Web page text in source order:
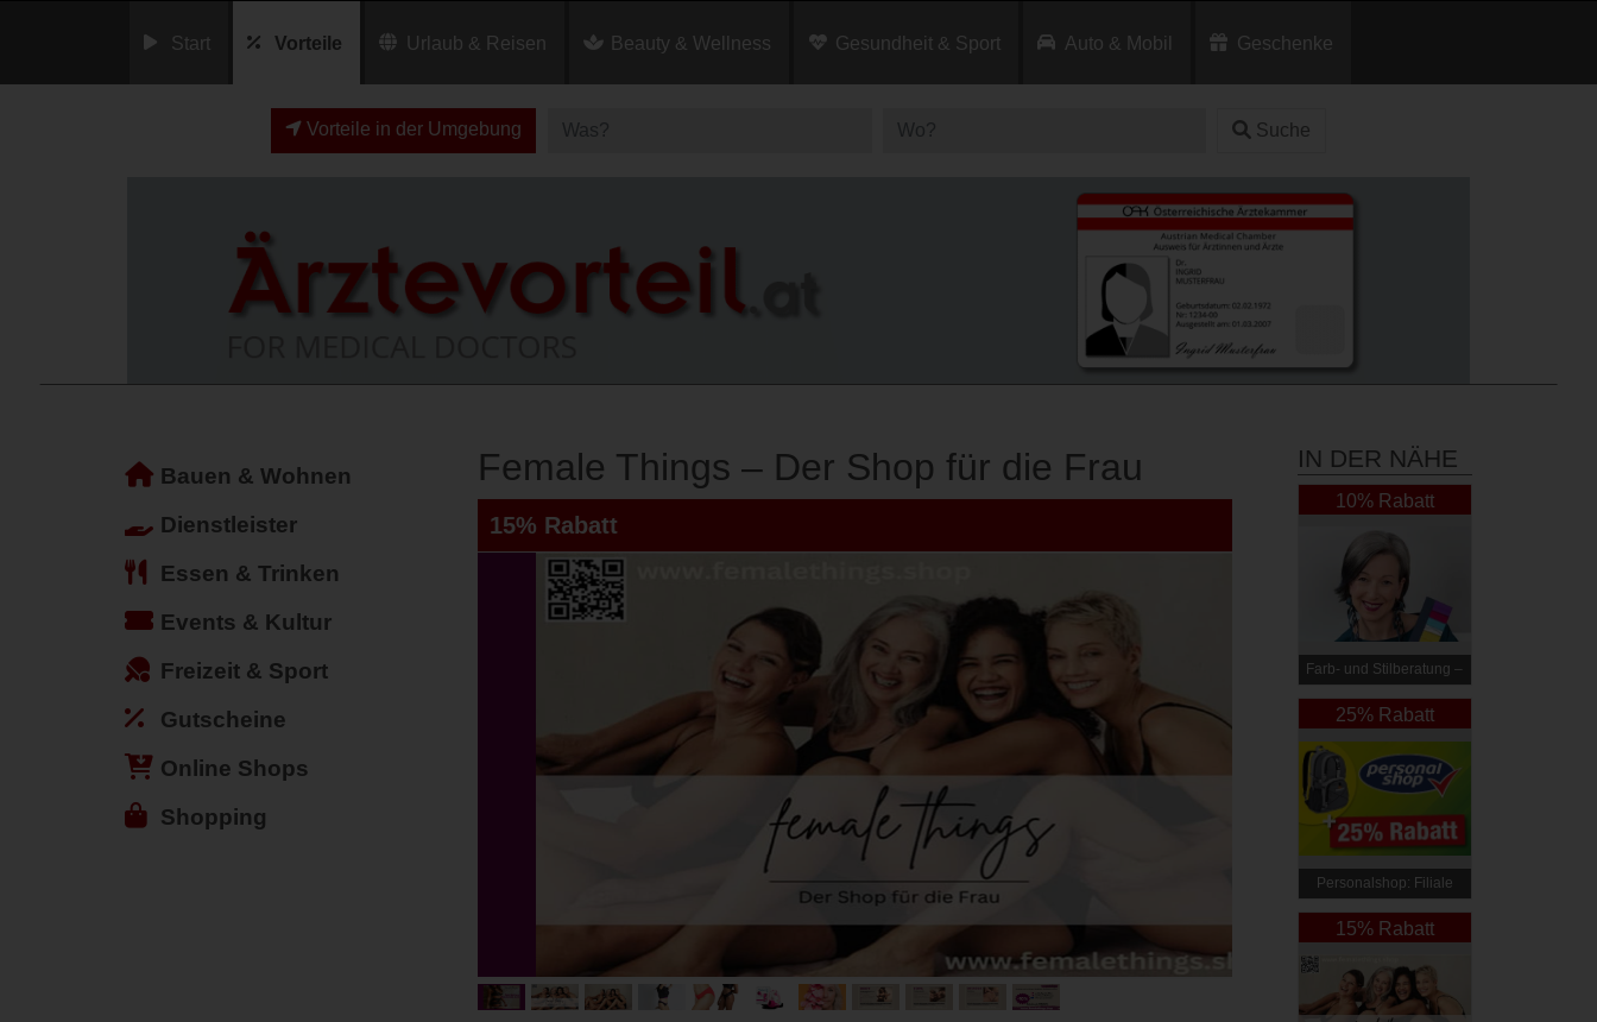
Start Vorteile Urlaub & Reisen Beauty & Wellness Gesundheit & Sport Auto & Mobil Geschenke
Vorteile in der Umgebung Suche
Bauen & Wohnen
Dienstleister
Essen & Trinken
Events & Kultur
Freizeit & Sport
Gutscheine
Online Shops
Shopping
Female Things – Der Shop für die Frau
15% Rabatt
IN DER NÄHE
10% Rabatt
Farb- und Stilberatung –
Elli Steiner
25% Rabatt
Personalshop: Filiale
Linz
15% Rabatt